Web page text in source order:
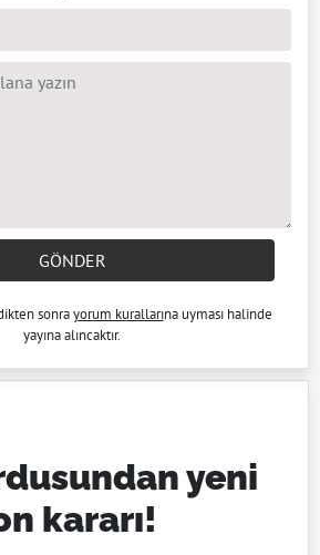
GÖNDER
sonrayorum kurallarına uyması halinde
yayına alıncaktır.
yeni
kararı!